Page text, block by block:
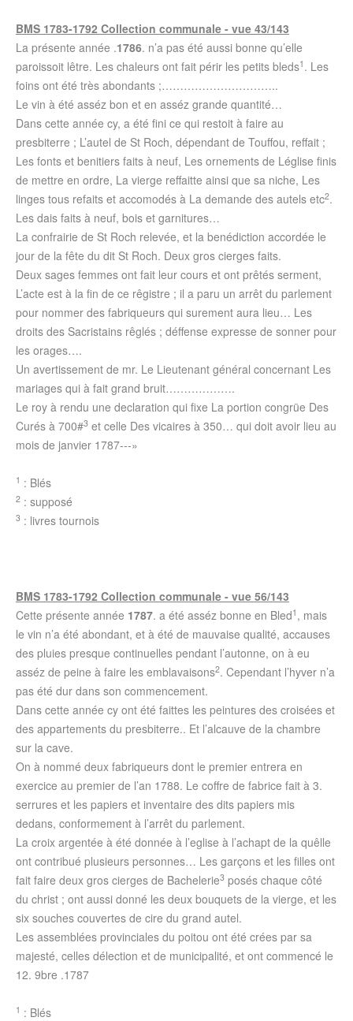
BMS 1783-1792 Collection communale - vue 43/143
La présente année .1786. n’a pas été aussi bonne qu’elle
paroissoit lêtre. Les chaleurs ont fait périr les petits bleds1 . Les
foins ont été très abondants ;…………………………..
Le vin à été asséz bon et en asséz grande quantité…
Dans cette année cy, a été fini ce qui restoit à faire au
presbiterre ; L’autel de St Roch, dépendant de Touffou, reffait ;
Les fonts et benitiers faits à neuf, Les ornements de Léglise finis
de mettre en ordre, La vierge reffaitte ainsi que sa niche, Les
linges tous refaits et accomodés à La demande des autels etc2.
Les dais faits à neuf, bois et garnitures…
La confrairie de St Roch relevée, et la benédiction accordée le
jour de la fête du dit St Roch. Deux gros cierges faits.
Deux sages femmes ont fait leur cours et ont prêtés serment,
L’acte est à la fin de ce rêgistre ; il a paru un arrêt du parlement
pour nommer des fabriqueurs qui surement aura lieu… Les
droits des Sacristains rêglés ; déffense expresse de sonner pour
les orages….
Un avertissement de mr. Le Lieutenant général concernant Les
mariages qui à fait grand bruit……………….
Le roy à rendu une declaration qui fixe La portion congrüe Des
Curés à 700#3 et celle Des vicaires à 350… qui doit avoir lieu au
mois de janvier 1787---»
1 : Blés
2 : supposé
3 : livres tournois
BMS 1783-1792 Collection communale - vue 56/143
Cette présente année 1787. a été asséz bonne en Bled1 , mais
le vin n’a été abondant, et à été de mauvaise qualité, accauses
des pluies presque continuelles pendant l’autonne, on à eu
asséz de peine à faire les emblavaisons2. Cependant l’hyver n’a
pas été dur dans son commencement.
Dans cette année cy ont été faittes les peintures des croisées et
des appartements du presbiterre.. Et l’alcauve de la chambre
sur la cave.
On à nommé deux fabriqueurs dont le premier entrera en
exercice au premier de l’an 1788. Le coffre de fabrice fait à 3.
serrures et les papiers et inventaire des dits papiers mis
dedans, conformement à l’arrêt du parlement.
La croix argentée à été donnée à l’eglise à l’achapt de la quêlle
ont contribué plusieurs personnes… Les garçons et les filles ont
fait faire deux gros cierges de Bachelerie3 posés chaque côté
du christ ; ont aussi donné les deux bouquets de la vierge, et les
six souches couvertes de cire du grand autel.
Les assemblées provinciales du poitou ont été crées par sa
majesté, celles délection et de municipalité, et ont commencé le
12. 9bre .1787
1 : Blés